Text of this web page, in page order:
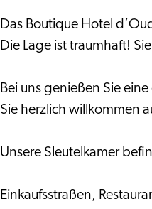
Das Boutique Hotel
Die Lage ist traumhaft!
Bei uns genießen Sie
Sie herzlich willkommen
Unsere Sleutelkamer
Einkaufsstraßen,